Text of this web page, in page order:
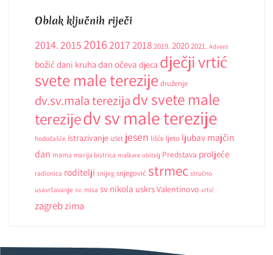
Oblak ključnih riječi
2014.2015201620172018 2019. 2020 2021. Advent
božić dani kruhadan očeva djeca dječji vrtić
svete male terezije druženje
dv.sv.mala terezijadv svete male
terezijedv sv male terezije
hodočašće istrazivanje izlet jesen lišće ljeto ljubav majčin
dan mama marija bistrica maškare obitelj Predstava proljeće
radionica roditelji snijeg snjegović strmec stručno
usavršavanje sv. misa sv nikola uskrsValentinovo vrtić
zagrebzima